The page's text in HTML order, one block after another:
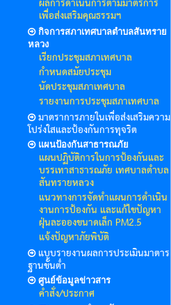
เพื่อส่งเสริมคุณธรรมฯ
กิจการสภาเทศบาลตำบลสันทราย
หลวง
เรียกประชุมสภาเทศบาล
กำหนดสมัยประชุม
นัดประชุมสภาเทศบาล
รายงานการประชุมสภาเทศบาล
มาตราการภายในเพื่อส่งเสริมความ
โปร่งใสและป้องกันการทุจริต
แผนป้องกันสาธารณภัย
แผนปฏิบัติการในการป้องกันและ
บรรเทาสาธารณภัย เทศบาลตำบล
สันทรายหลวง
แนวทางการจัดทำแผนการดำเนิน
งานการป้องกัน และแก้ไขปัญหา
ฝุ่นละอองขนาดเล็ก PM2.5
แจ้งปัญหาภัยพิบัติ
แบบรายงานผลการประเมินมาตาร
ฐานขั้นต่ำ
ศูนย์ข้อมูลข่าวสาร
คำสั่ง/ประกาศ